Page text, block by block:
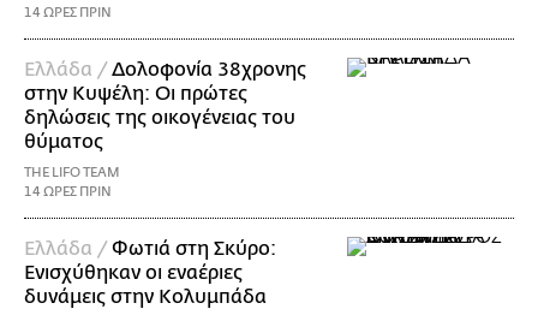
14 ΩΡΕΣ ΠΡΙΝ
Ελλάδα /Δολοφονία 38χρονης
στην Κυψέλη: Οι πρώτες
δηλώσεις της οικογένειας του
θύματος
THE LIFO TEAM
14 ΩΡΕΣ ΠΡΙΝ
Ελλάδα /Φωτιά στη Σκύρο:
Ενισχύθηκαν οι εναέριες
δυνάμεις στην Κολυμπάδα